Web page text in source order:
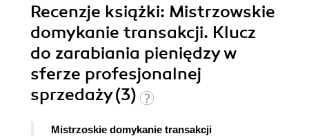
Recenzje książki: Mistrzowskie
domykanie transakcji. Klucz
do zarabiania pieniędzy w
sferze profesjonalnej
sprzedaży (3)
Mistrzoskie domykanie transakcji